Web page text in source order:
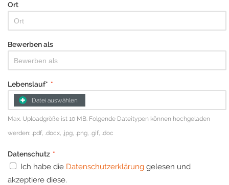
Ort
Bewerben als
Lebenslauf* *
Datei auswählen
Max. Uploadgröße ist 10 MB. Folgende Dateitypen können hochgeladen
werden: .pdf, .docx, .jpg, .png, .gif, .doc
Datenschutz *
Ich habe die Datenschutzerklärung gelesen und
akzeptiere diese.